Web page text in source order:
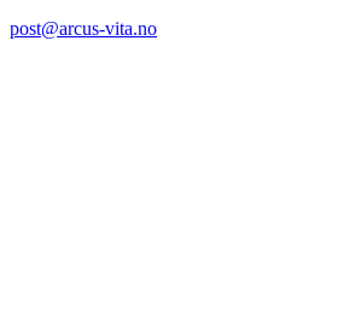
post@arcus-vita.no